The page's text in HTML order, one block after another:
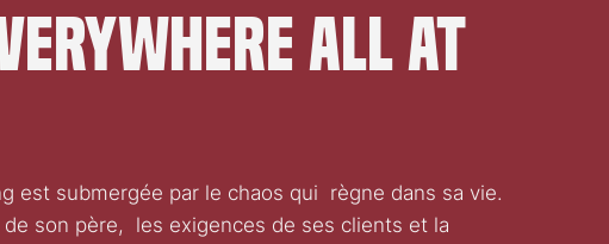
All at
est submergée par le chaos qui règne dans sa vie.
de son père, les exigences de ses clients et la